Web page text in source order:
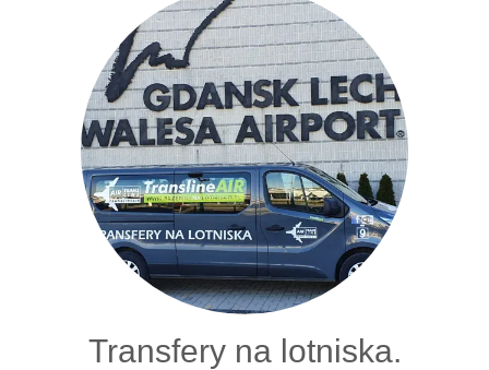
Transfery na lotniska.